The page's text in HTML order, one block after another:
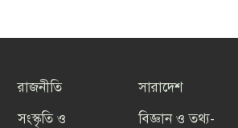
গণঅভ্যুত্থান দিবস পালনের অংশ হিসেবে
তফসিল ঘোষণার আগ পর্যন্ত ভোটার
হওয়ার সুযোগ পাবেন নাগরিকেরা
রাজনীতি
সংস্কৃতি ও
সারাদেশ
বিজ্ঞান ও তথ্য-